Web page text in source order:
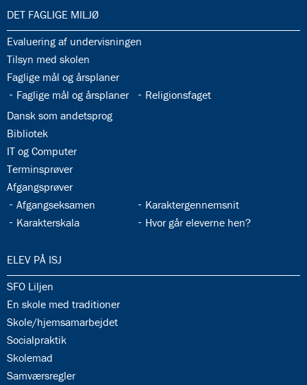
33.0:
DET FAGLIGE MILJØ
33.1:
Evaluering af undervisningen
33.2:
Tilsyn med skolen
33.3:
Faglige mål og årsplaner
33.4:
Faglige mål og årsplaner 33.5:
Religionsfaget
33.6:
Dansk som andetsprog
33.7:
Bibliotek
33.8:
IT og Computer
33.9:
Terminsprøver
33.10:
Afgangsprøver
33.11:
Afgangseksamen 33.12:
Karaktergennemsnit
33.13:
Karakterskala 33.14:
Hvor går eleverne hen?
34.0:
ELEV PÅ ISJ
34.1:
SFO Liljen
34.2:
En skole med traditioner
34.3:
Skole/hjemsamarbejdet
34.4:
Socialpraktik
34.5:
Skolemad
34.6:
Samværsregler